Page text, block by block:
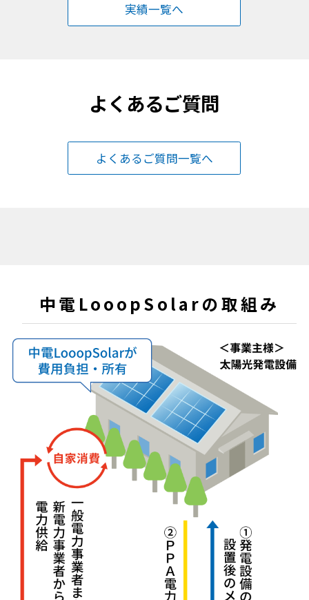
実績一覧へ
よくあるご質問
よくあるご質問一覧へ
中電LooopSolarの取組み